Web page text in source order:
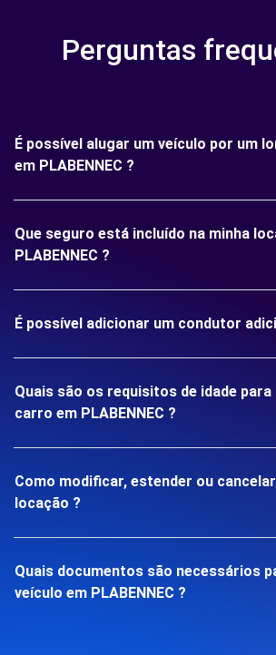
Perguntas
É possível alugar um veículo por um
em PLABENNEC ?
Que seguro está incluído na minha
PLABENNEC ?
É possível adicionar um condutor
Quais são os requisitos de idade para
carro em PLABENNEC ?
Como modificar, estender ou
locação ?
Quais documentos são necessários
veículo em PLABENNEC ?